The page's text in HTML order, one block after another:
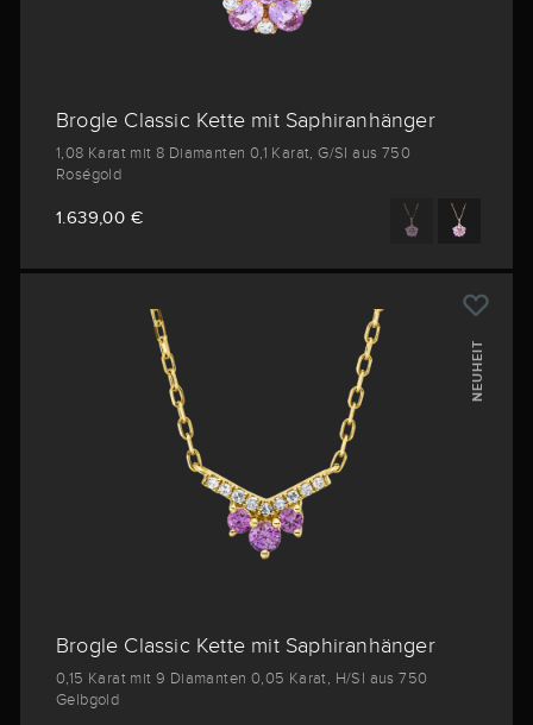
Brogle Classic Kette mit Saphiranhänger
1,08 Karat mit 8 Diamanten 0,1 Karat, G/SI aus 750
Roségold
1.639,00 €
NEUHEIT
Brogle Classic Kette mit Saphiranhänger
0,15 Karat mit 9 Diamanten 0,05 Karat, H/SI aus 750
Gelbgold